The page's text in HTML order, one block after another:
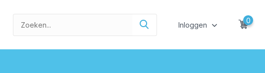
Inloggen
0